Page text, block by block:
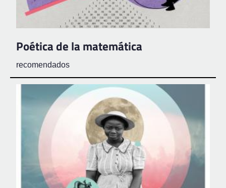
Poética de la matemática
recomendados